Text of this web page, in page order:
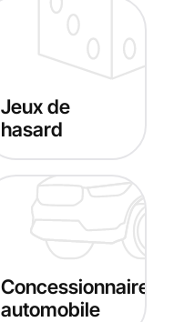
Jeux de
hasard
Concessionnaire
automobile